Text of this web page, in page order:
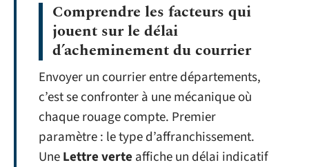
Comprendre les facteurs qui
jouent sur le délai
d’acheminement du courrier
Envoyer un courrier entre départements,
c’est se confronter à une mécanique où
chaque rouage compte. Premier
paramètre : le type d’affranchissement.
UneLettre verte affiche un délai indicatif